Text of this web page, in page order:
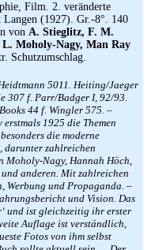
Film. 2. veränderte
(1927). Gr.-8°. 140
von A. Stieglitz, F. M.
Moholy-Nagy, Man Ray
Schutzumschlag.
5011. Heiting/Jaeger
307 f. Parr/Badger I, 92/93.
44 f. Wingler 575. –
1925 die Themen
die moderne
darunter zahlreichen
Moholy-Nagy, Hannah Höch,
anderen. Mit zahlreichen
Werbung und Propaganda. –
und Vision. Das
und ist gleichzeitig ihr erster
Auflage ist verständlich,
Fotos von ihm selbst